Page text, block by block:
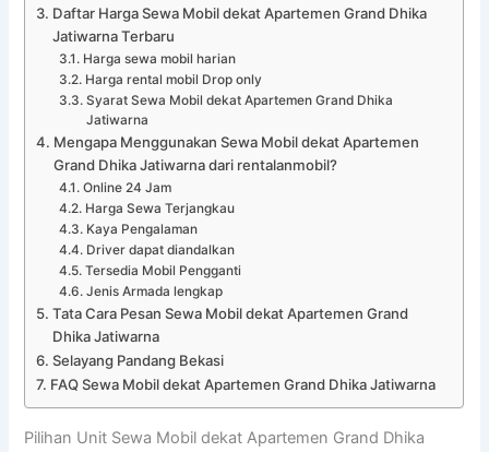
Daftar Harga Sewa Mobil dekat Apartemen Grand Dhika
Jatiwarna Terbaru
Harga sewa mobil harian
Harga rental mobil Drop only
Syarat Sewa Mobil dekat Apartemen Grand Dhika
Jatiwarna
Mengapa Menggunakan Sewa Mobil dekat Apartemen
Grand Dhika Jatiwarna dari rentalanmobil?
Online 24 Jam
Harga Sewa Terjangkau
Kaya Pengalaman
Driver dapat diandalkan
Tersedia Mobil Pengganti
Jenis Armada lengkap
Tata Cara Pesan Sewa Mobil dekat Apartemen Grand
Dhika Jatiwarna
Selayang Pandang Bekasi
FAQ Sewa Mobil dekat Apartemen Grand Dhika Jatiwarna
Pilihan Unit Sewa Mobil dekat Apartemen Grand Dhika